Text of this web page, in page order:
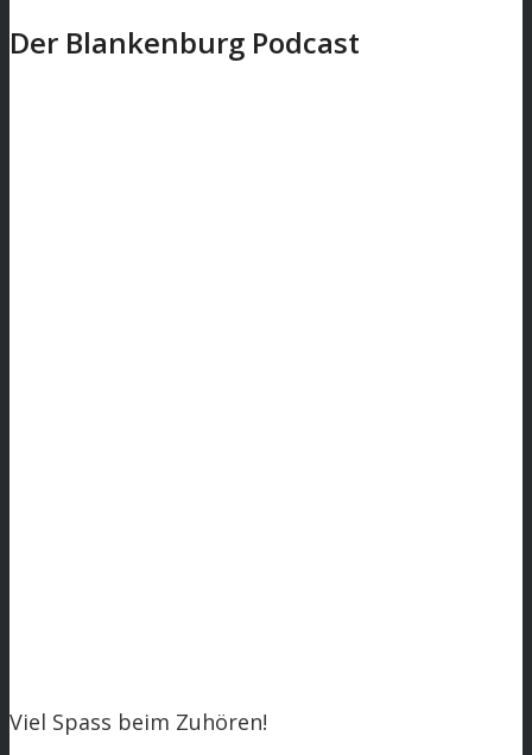
Der Blankenburg Podcast
Viel Spass beim Zuhören!